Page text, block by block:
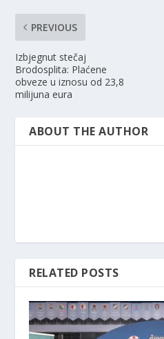
PREVIOUS
Izbjegnut stečaj
Brodosplita: Plaćene
obveze u iznosu od 23,8
milijuna eura
ABOUT THE AUTHOR
RELATED POSTS